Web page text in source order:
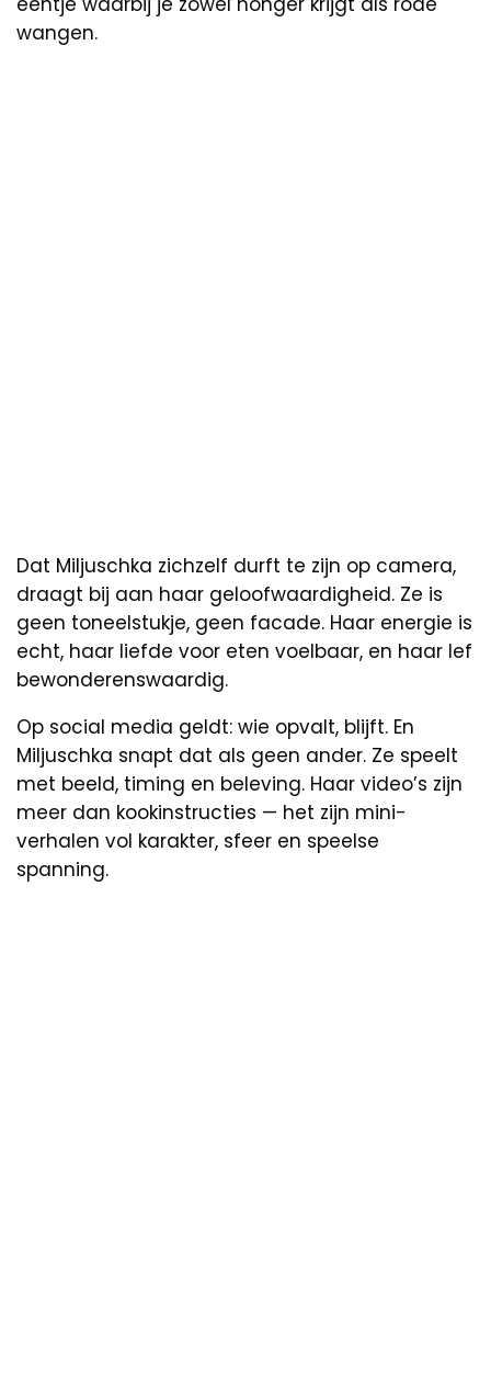
wangen.
Dat Miljuschka zichzelf durft te zijn op camera,
draagt bij aan haar geloofwaardigheid. Ze is
geen toneelstukje, geen facade. Haar energie is
echt, haar liefde voor eten voelbaar, en haar lef
bewonderenswaardig.
Op social media geldt: wie opvalt, blijft. En
Miljuschka snapt dat als geen ander. Ze speelt
met beeld, timing en beleving. Haar video’s zijn
meer dan kookinstructies — het zijn mini-
verhalen vol karakter, sfeer en speelse
spanning.